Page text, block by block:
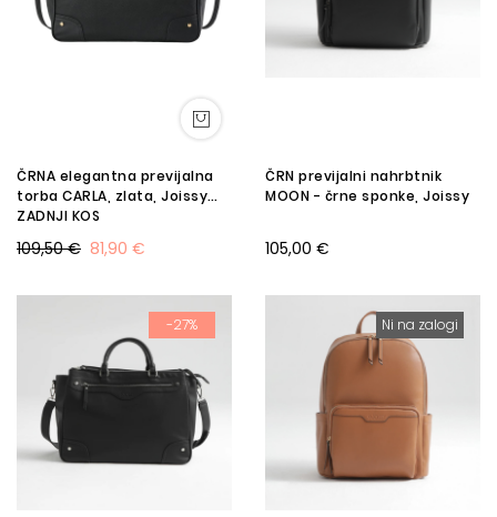
ČRNA elegantna previjalna
torba CARLA, zlata, Joissy
ZADNJI KOS
81,90 €
109,50 €
ČRN previjalni nahrbtnik
MOON - črne sponke, Joissy
105,00 €
-27% Ni na zalogi